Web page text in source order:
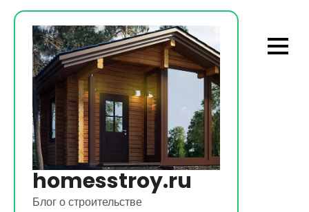
Перейти
содержимому
homesstroy.ru
Блог о строительстве